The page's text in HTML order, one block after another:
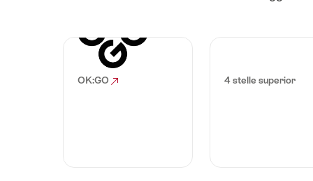
OK:GO 4 stelle superior